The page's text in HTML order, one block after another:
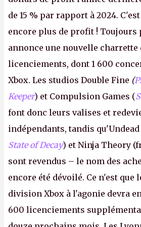
de 15 % par rapport à 2024.
encore plus de profit ! Toujours
annonce une nouvelle charrette
licenciements, dont 1 600
Xbox. Les studios Double Fine (
Keeper) et Compulsion Games (
font donc leurs valises et
indépendants, tandis
State of Decay) et Ninja Theory
sont revendus – le nom des
encore été dévoilé. Ce n'est que
division Xbox à l'agonie devra
600 licenciements